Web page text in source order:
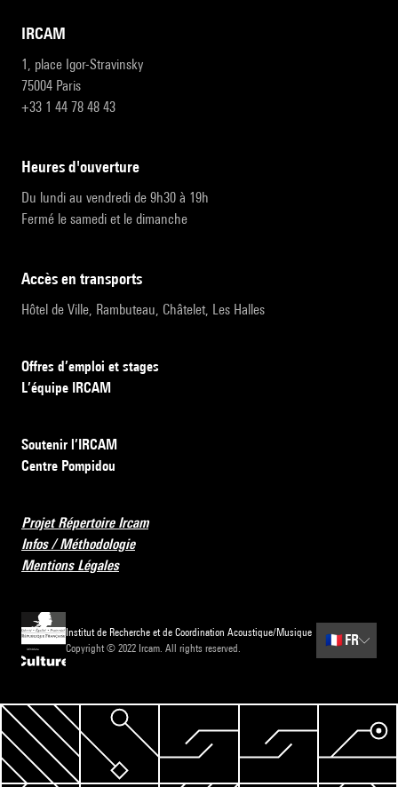
IRCAM
1, place Igor-Stravinsky
75004 Paris
+33 1 44 78 48 43
heures d'ouverture
Du lundi au vendredi de 9h30 à 19h
Fermé le samedi et le dimanche
accès en transports
Hôtel de Ville, Rambuteau, Châtelet, Les Halles
Offres d’emploi et stages
L’équipe IRCAM
Soutenir l’IRCAM
Centre Pompidou
Projet Répertoire Ircam
Infos / Méthodologie
Mentions Légales
Institut de Recherche et de Coordination Acoustique/Musique
Copyright © 2022 Ircam. All rights reserved.
🇫🇷 FR